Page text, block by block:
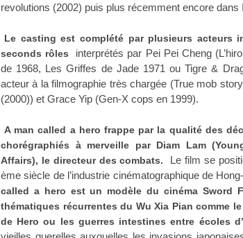
revolutions (2002) puis plus récemment encore dans
Le casting est complété par plusieurs acteurs
seconds rôles
interprétés par Pei Pei Cheng
de 1968, Les Griffes de Jade 1971 ou Tigre &
acteur à la filmographie très chargée (True mob story
(2000)) et Grace Yip (Gen-X cops en 1999).
A man called a hero frappe par la qualité des
chorégraphiés à merveille par Diam Lam
Affairs), le directeur des combats.
Le film se
ème siècle de l’industrie cinématographique de
called a hero est un modèle du cinéma Sword
thématiques récurrentes du Wu Xia Pian comme
de Hero ou les guerres intestines entre écoles